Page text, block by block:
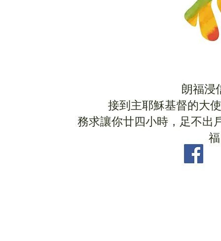
朗福浸
接到主耶穌基督的大
務求讓你廿四小時，足不出